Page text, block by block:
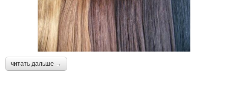
читать дальше →